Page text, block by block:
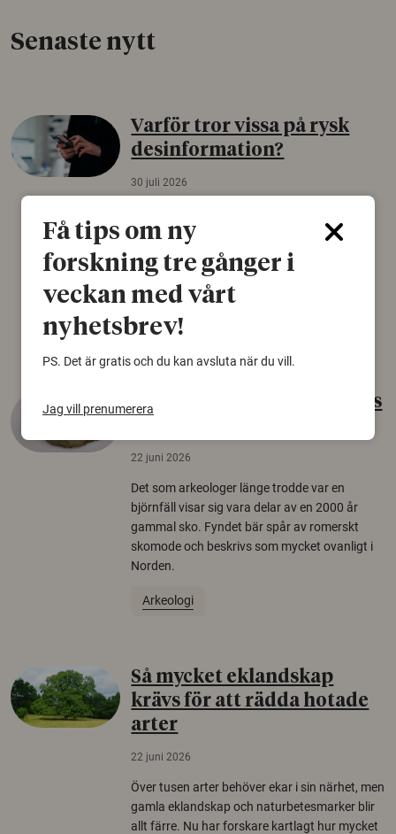
Senaste nytt
Varför tror vissa på rysk
desinformation?
30 juli 2026
konspirationsteorier är ofta mer mottagliga
för rysk desinformation. Det visar en studie
från Försvarshögskolan med deltagare i fyra
europeiska länder.
Säkerhetspolitik
Gammalt skinn var Sveriges
22 juni 2026
Det som arkeologer länge trodde var en
björnfäll visar sig vara delar av en 2000 år
gammal sko. Fyndet bär spår av romerskt
skomode och beskrivs som mycket ovanligt i
Norden.
Arkeologi
Så mycket eklandskap
krävs för att rädda hotade
arter
22 juni 2026
Över tusen arter behöver ekar i sin närhet, men
gamla eklandskap och naturbetesmarker blir
allt färre. Nu har forskare kartlagt hur mycket
Få tips om ny
forskning tre gånger i
veckan med vårt
nyhetsbrev!
PS. Det är gratis och du kan avsluta när du vill.
Jag vill prenumerera